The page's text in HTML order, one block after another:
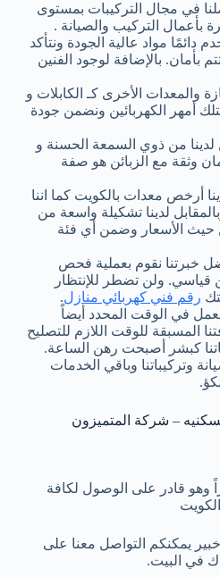
في مجال التركيبات بمستوى
بأعمال التركيب والصيانة .
دائمًا مواد عالية الجودة ونتأكد
بأمان. بالإضافة لوجود الفنين
والمعدات الأخرى كـ الكابلات و
أمهر الكهربائين ونضمن جودة
لدينا من ذوي السمعة الحسنة و
وثقة مع الزبائن هو صفة
أرخص معدات بالكويت كما اننا
لدينا تشكيلة واسعة من
حيث الأسعار وضمن أي فئة
خبرتنا نقوم بعملية فحص
قياسي. ولن تضطر للإنتظار
رقم فني كهربائي منازل.
في الوقت المحدد أيضاً
المسبقة للوقت اللازم للتصليح
كبشر أصبحت رهن الساعة.
وتركيباتنا وباقي الخدمات
– شركة المتميزون
وهو قادر على الوصول لكافة
يمكنكم التواصل معنا على